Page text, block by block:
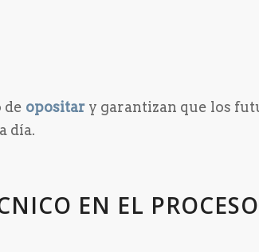
de opositar y garantizan que los
día.
EN EL